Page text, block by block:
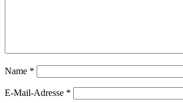
Name *
E-Mail-Adresse *